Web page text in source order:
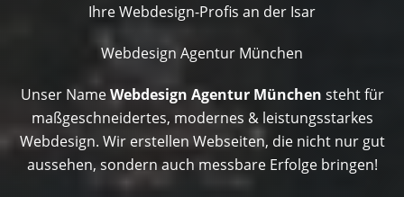
Ihre Webdesign-Profis an der Isar
Webdesign Agentur München
Unser NameWebdesign Agentur München steht für
maßgeschneidertes, modernes & leistungsstarkes
Webdesign. Wir erstellen Webseiten, die nicht nur gut
aussehen, sondern auch messbare Erfolge bringen!